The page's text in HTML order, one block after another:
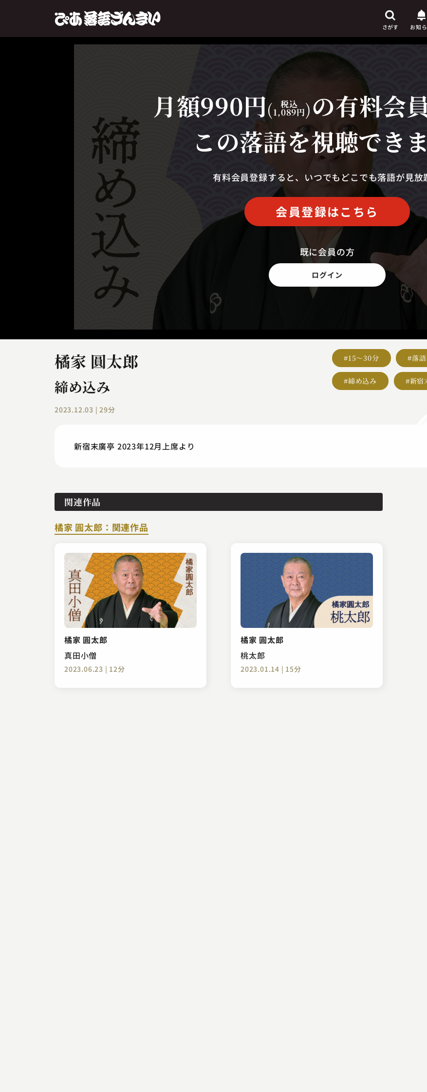
さがす
芸人からさがす
演目 からさがす
上演時間からさがす
お知
月額990円( 税込
1,089円)の有料会
この落語を視聴でき
有料会員登録すると、いつでもどこでも落語が見放
会員登録はこちら
既に会員の方
ログイン
橘家 圓太郎
締め込み
2023.12.03 | 29分
#15～30分 #落
#締め込み #新宿
新宿末廣亭 2023年12月上席より
関連作品
橘家 圓太郎：関連作品
橘家 圓太郎
真田小僧
2023.06.23 | 12分
橘家 圓太郎
桃太郎
2023.01.14 | 15分